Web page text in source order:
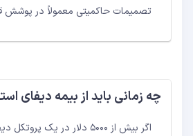
تصمیمات حاکمیتی معمولاً در پوشش
چه زمانی باید از بیمه دیفای
اگر بیش از ۵۰۰۰ دلار در یک